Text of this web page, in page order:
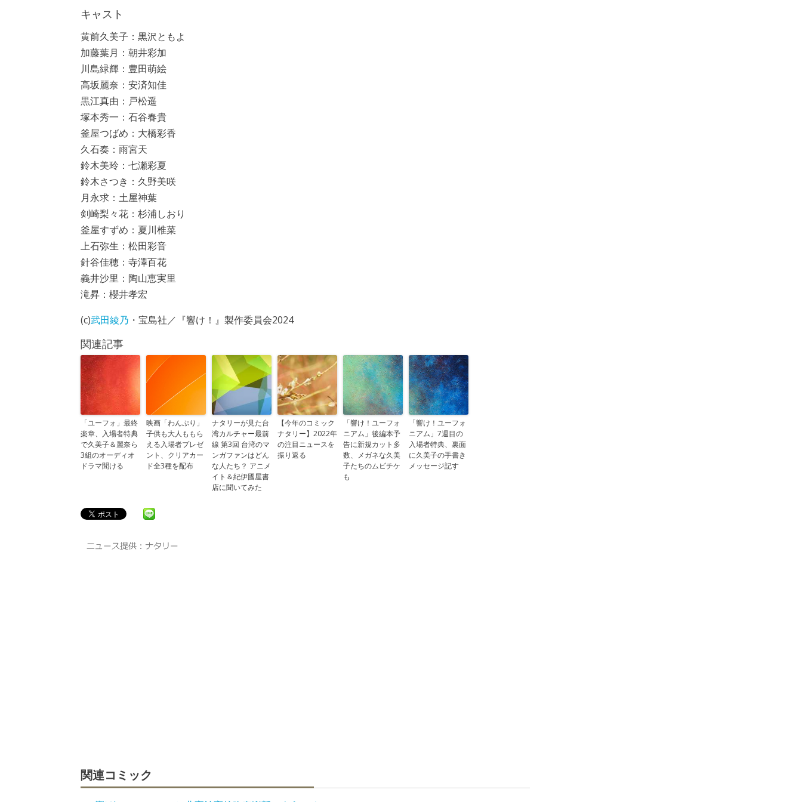
キャスト
黄前久美子：黒沢ともよ
加藤葉月：朝井彩加
川島緑輝：豊田萌絵
高坂麗奈：安済知佳
黒江真由：戸松遥
塚本秀一：石谷春貴
釜屋つばめ：大橋彩香
久石奏：雨宮天
鈴木美玲：七瀬彩夏
鈴木さつき：久野美咲
月永求：土屋神葉
剣崎梨々花：杉浦しおり
釜屋すずめ：夏川椎菜
上石弥生：松田彩音
針谷佳穂：寺澤百花
義井沙里：陶山恵実里
滝昇：櫻井孝宏
(c)武田綾乃 ・宝島社／『響け！』製作委員会2024
関連記事
「ユーフォ」最終
楽章、入場者特典
で久美子＆麗奈ら
3組のオーディオ
ドラマ聞ける
映画「わんぷり」
子供も大人ももら
える入場者プレゼ
ント、クリアカー
ド全3種を配布
ナタリーが見た台
湾カルチャー最前
線 第3回 台湾のマ
ンガファンはどん
な人たち？ アニメ
イト＆紀伊國屋書
店に聞いてみた
【今年のコミック
ナタリー】2022年
の注目ニュースを
振り返る
「響け！ユーフォ
ニアム」後編本予
告に新規カット多
数、メガネな久美
子たちのムビチケ
も
「響け！ユーフォ
ニアム」7週目の
入場者特典、裏面
に久美子の手書き
メッセージ記す
関連コミック